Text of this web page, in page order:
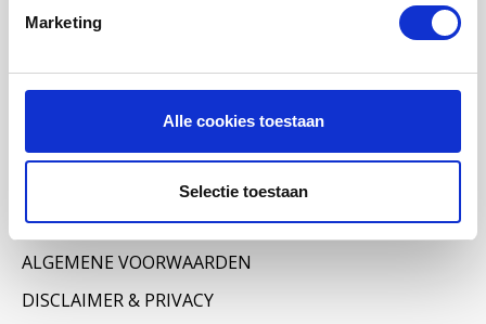
Marketing
Alle cookies toestaan
Selectie toestaan
Mijn account
Mijn bestellingen
OVER ONS
ALGEMENE VOORWAARDEN
DISCLAIMER & PRIVACY